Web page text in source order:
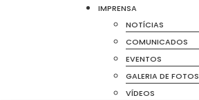
IMPRENSA
NOTÍCIAS
COMUNICADOS
EVENTOS
GALERIA DE FOTOS
VÍDEOS